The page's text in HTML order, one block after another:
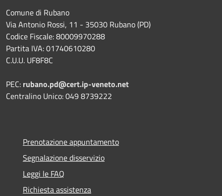
Comune di Rubano
Via Antonio Rossi, 11 - 35030 Rubano (PD)
Codice Fiscale: 80009970288
Partita IVA: 01740610280
C.U.U. UF8F8C
PEC: rubano.pd@cert.ip-veneto.net
Centralino Unico: 049 8739222
Prenotazione appuntamento
Segnalazione disservizio
Leggi le FAQ
Richiesta assistenza